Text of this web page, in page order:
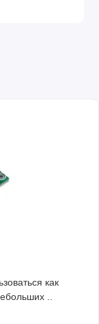
как
..